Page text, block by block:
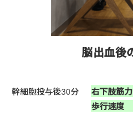
脳出血後
幹細胞投与後30分
右下肢筋
歩行速